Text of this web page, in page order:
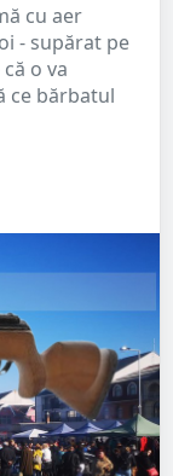
cu aer
- supărat pe
o va
ce bărbatul